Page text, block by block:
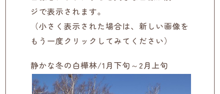
ジで表示されます。
（小さく表示された場合は、新しい画像を
もう一度クリックしてみてください）
静かな冬の白樺林/1月下旬～2月上旬